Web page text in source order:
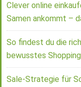
Clever online
Samen ankommt –
So findest du die
bewusstes Shopping
Sale-Strategie für